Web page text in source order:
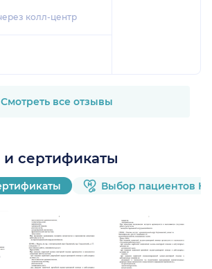
колл-центр
Смотреть все отзывы
сертификаты
Выбор пациентов